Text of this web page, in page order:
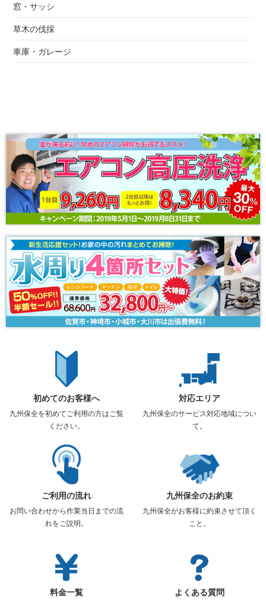
窓・サッシ
草木の伐採
車庫・ガレージ
初めてのお客様へ
九州保全を初めてご利用の方はご覧
ください。
対応エリア
九州保全のサービス対応地域につい
て。
ご利用の流れ
お問い合わせから作業当日までの流
れをご説明。
九州保全のお約束
九州保全がお客様に約束させて頂く
こと。
料金一覧 よくある質問